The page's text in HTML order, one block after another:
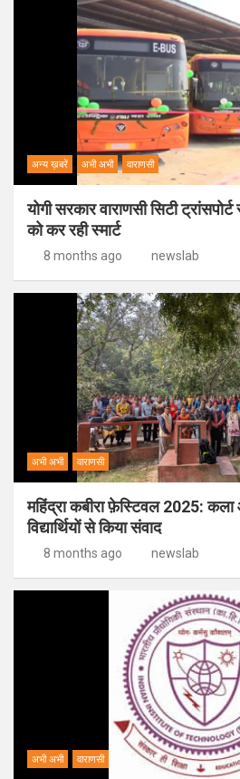
अन्य ख़बरें अभी अभी वाराणसी
योगी सरकार वाराणसी सिटी
को कर रही स्मार्ट
8 months ago newslab
अभी अभी वाराणसी
महिंद्रा कबीरा फ़ेस्टिवल 2025:
विद्यार्थियों से किया संवाद
8 months ago newslab
अभी अभी वाराणसी